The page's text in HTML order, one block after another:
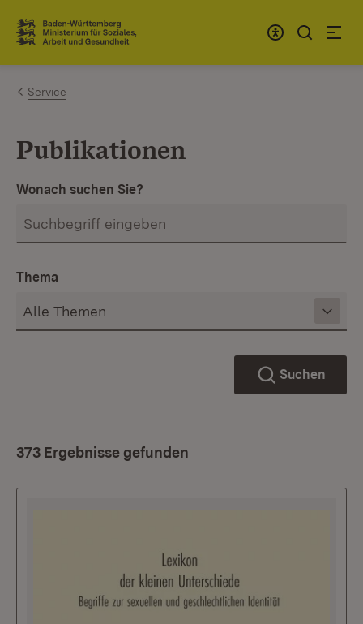
Zum Inhalt springen
Link zur Startseite
Service
Publikationen
Wonach suchen Sie?
Thema
Suchen
373 Ergebnisse gefunden